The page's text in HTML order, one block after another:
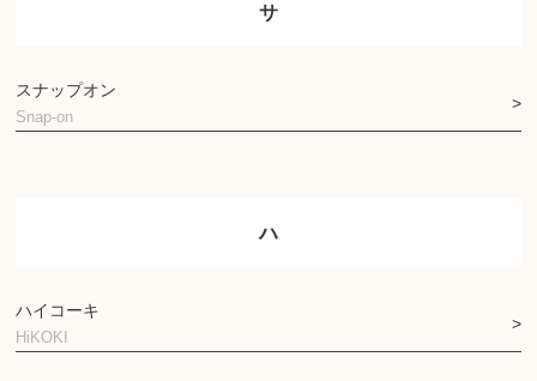
サ
スナップオン
Snap-on
ハ
ハイコーキ
HiKOKI